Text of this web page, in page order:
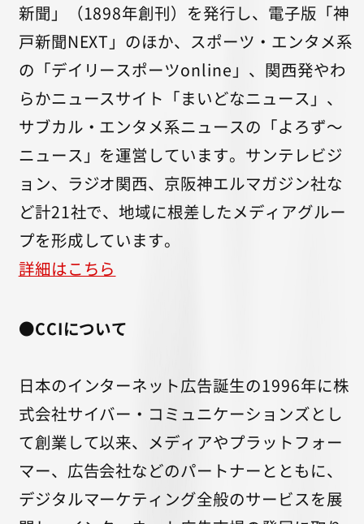
新聞」（1898年創刊）を発行し、電子版「神
戸新聞NEXT」のほか、スポーツ・エンタメ系
の「デイリースポーツonline」、関西発やわ
らかニュースサイト「まいどなニュース」、
サブカル・エンタメ系ニュースの「よろず〜
ニュース」を運営しています。サンテレビジ
ョン、ラジオ関西、京阪神エルマガジン社な
ど計21社で、地域に根差したメディアグルー
プを形成しています。
詳細はこちら
●CCIについて
日本のインターネット広告誕生の1996年に株
式会社サイバー・コミュニケーションズとし
て創業して以来、メディアやプラットフォー
マー、広告会社などのパートナーとともに、
デジタルマーケティング全般のサービスを展